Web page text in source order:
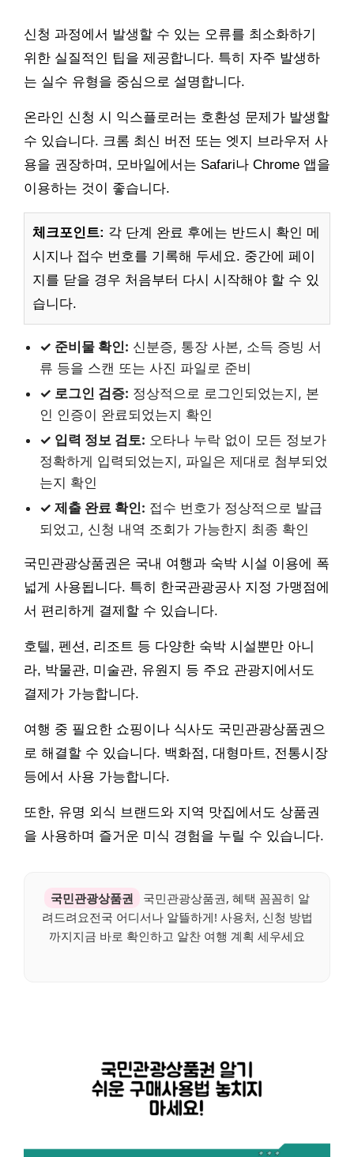
신청 과정에서 발생할 수 있는 오류를 최소화하기
위한 실질적인 팁을 제공합니다. 특히 자주 발생하
는 실수 유형을 중심으로 설명합니다.
온라인 신청 시 익스플로러는 호환성 문제가 발생할
수 있습니다. 크롬 최신 버전 또는 엣지 브라우저 사
용을 권장하며, 모바일에서는 Safari나 Chrome 앱을
이용하는 것이 좋습니다.
체크포인트: 각 단계 완료 후에는 반드시 확인 메
시지나 접수 번호를 기록해 두세요. 중간에 페이
지를 닫을 경우 처음부터 다시 시작해야 할 수 있
습니다.
✓ 준비물 확인: 신분증, 통장 사본, 소득 증빙 서
류 등을 스캔 또는 사진 파일로 준비
✓ 로그인 검증: 정상적으로 로그인되었는지, 본
인 인증이 완료되었는지 확인
✓ 입력 정보 검토: 오타나 누락 없이 모든 정보가
정확하게 입력되었는지, 파일은 제대로 첨부되었
는지 확인
✓ 제출 완료 확인: 접수 번호가 정상적으로 발급
되었고, 신청 내역 조회가 가능한지 최종 확인
국민관광상품권은 국내 여행과 숙박 시설 이용에 폭
넓게 사용됩니다. 특히 한국관광공사 지정 가맹점에
서 편리하게 결제할 수 있습니다.
호텔, 펜션, 리조트 등 다양한 숙박 시설뿐만 아니
라, 박물관, 미술관, 유원지 등 주요 관광지에서도
결제가 가능합니다.
여행 중 필요한 쇼핑이나 식사도 국민관광상품권으
로 해결할 수 있습니다. 백화점, 대형마트, 전통시장
등에서 사용 가능합니다.
또한, 유명 외식 브랜드와 지역 맛집에서도 상품권
을 사용하며 즐거운 미식 경험을 누릴 수 있습니다.
국민관광상품권
국민관광상품권, 혜택 꼼꼼히 알
려드려요전국 어디서나 알뜰하게! 사용처, 신청 방법
까지지금 바로 확인하고 알찬 여행 계획 세우세요